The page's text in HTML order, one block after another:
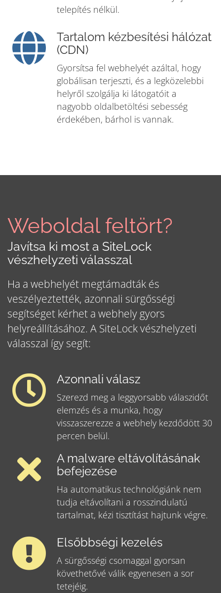
telepítés nélkül.
Tartalom kézbesítési hálózat
(CDN)
Gyorsítsa fel webhelyét azáltal, hogy
globálisan terjeszti, és a legközelebbi
helyről szolgálja ki látogatóit a
nagyobb oldalbetöltési sebesség
érdekében, bárhol is vannak.
Weboldal feltört?
Javítsa ki most a SiteLock
vészhelyzeti válasszal
Ha a webhelyét megtámadták és
veszélyeztették, azonnali sürgősségi
segítséget kérhet a webhely gyors
helyreállításához. A SiteLock vészhelyzeti
válasszal így segít:
Azonnali válasz
Szerezd meg a leggyorsabb válaszidőt
elemzés és a munka, hogy
visszaszerezze a webhely kezdődött 30
percen belül.
A malware eltávolításának
befejezése
Ha automatikus technológiánk nem
tudja eltávolítani a rosszindulatú
tartalmat, kézi tisztítást hajtunk végre.
Elsőbbségi kezelés
A sürgősségi csomaggal gyorsan
követhetővé válik egyenesen a sor
tetejéig.